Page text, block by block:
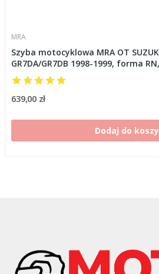
MRA
Szyba motocyklowa MRA OT
GR7DA/GR7DB 1998-1999, forma
639,00 zł
Dodaj do